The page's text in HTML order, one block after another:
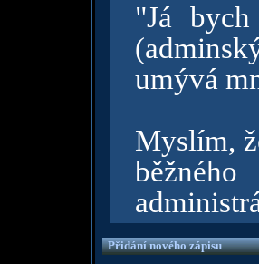
"Já
umývá
Myslím,
Přidání nového zápisu